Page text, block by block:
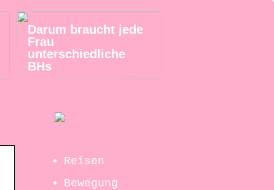
Darum braucht jede
Frau
unterschiedliche
BHs
Reisen
Bewegung